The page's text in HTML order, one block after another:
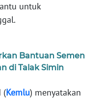
untuk
Bantuan Semen
di Talak Simin
(Kemlu) menyatakan